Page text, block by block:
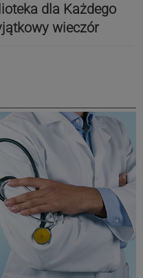
dla Każdego
wieczór